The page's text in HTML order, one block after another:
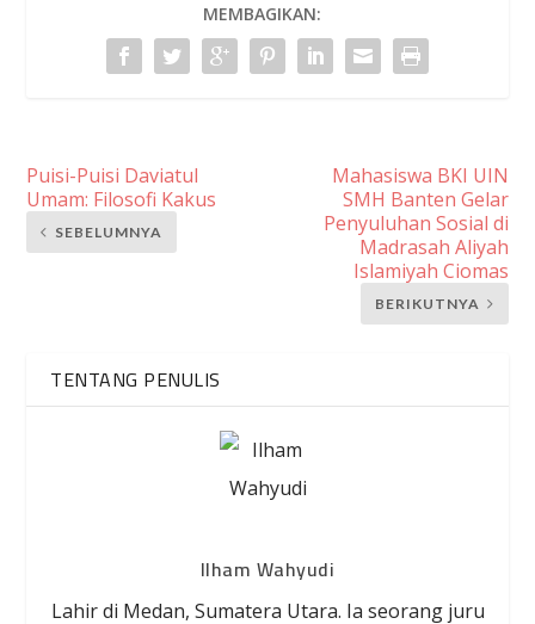
MEMBAGIKAN:
Puisi-Puisi Daviatul
Umam: Filosofi Kakus
SEBELUMNYA
Mahasiswa BKI UIN
SMH Banten Gelar
Penyuluhan Sosial di
Madrasah Aliyah
Islamiyah Ciomas
BERIKUTNYA
TENTANG PENULIS
Ilham Wahyudi
Lahir di Medan, Sumatera Utara. Ia seorang juru